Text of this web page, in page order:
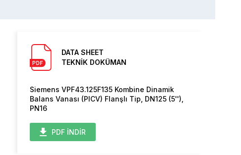
DATA SHEET
TEKNİK DOKÜMAN
Siemens VPF43.125F135 Kombine Dinamik
Balans Vanası (PICV) Flanşlı Tip, DN125 (5''),
PN16
PDF İNDİR